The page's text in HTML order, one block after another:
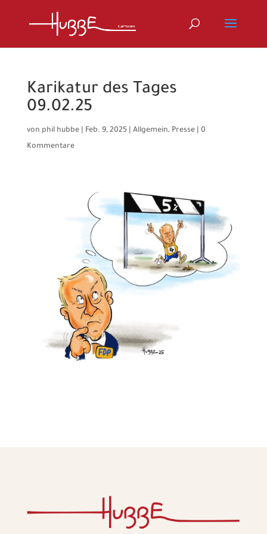
Karikatur des Tages
09.02.25
von phil hubbe| Feb. 9, 2025| Allgemein, Presse| 0
Kommentare